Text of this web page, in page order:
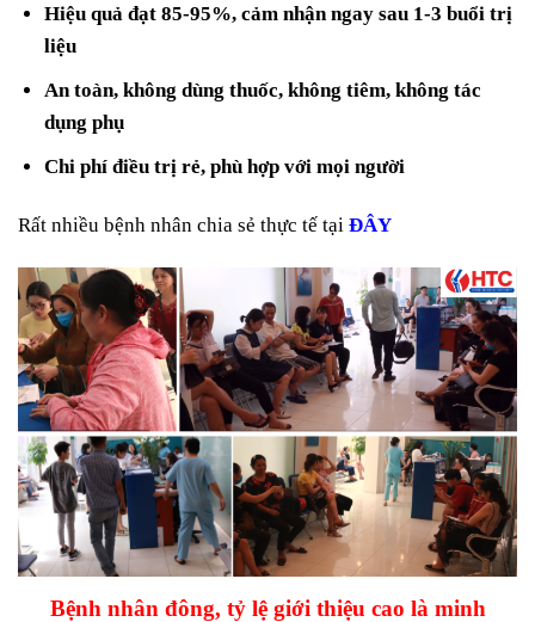
Hiệu quả đạt 85-95%, cảm nhận ngay sau 1-3 buổi trị
liệu
An toàn, không dùng thuốc, không tiêm, không tác
dụng phụ
Chi phí điều trị rẻ, phù hợp với mọi người
Rất nhiều bệnh nhân chia sẻ thực tế tại ĐÂY
Bệnh nhân đông, tỷ lệ giới thiệu cao là minh